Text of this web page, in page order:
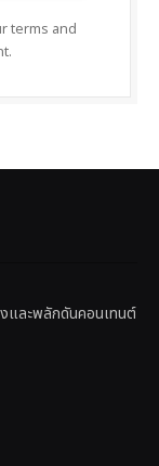
terms and
และพลักดันคอนเทนต์